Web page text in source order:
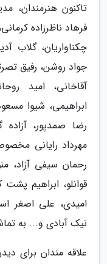
تاکنون هنرمندان،
فرهاد ناظرزاده
چکناواریان، گلاب
جواد روشن، رفیق
آقاخانی، امید
ابراهیمی، شیوا
رضا صمدپور، آزاده
مهرداد رایانی
رحمان سیفی آزاد،
قوانلو، ابراهیم
امیدی، علی اصغر
نیک آبادی و... به
علاقه مندان برای